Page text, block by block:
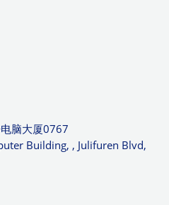
脑大厦0767
Building, , Julifuren Blvd,